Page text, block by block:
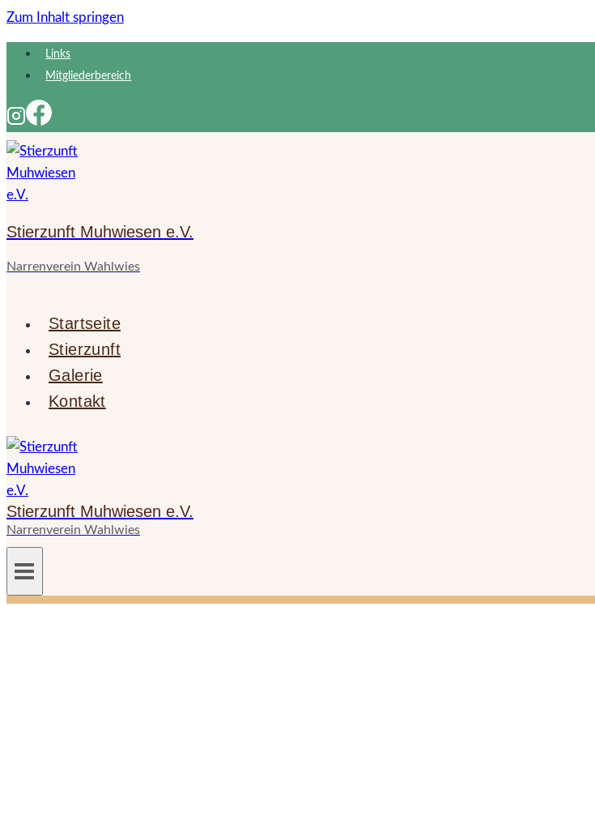
Zum Inhalt springen
Links
Mitgliederbereich
Stierzunft Muhwiesen e.V.
Narrenverein Wahlwies
Startseite
Stierzunft
Galerie
Kontakt
Stierzunft Muhwiesen e.V.
Narrenverein Wahlwies